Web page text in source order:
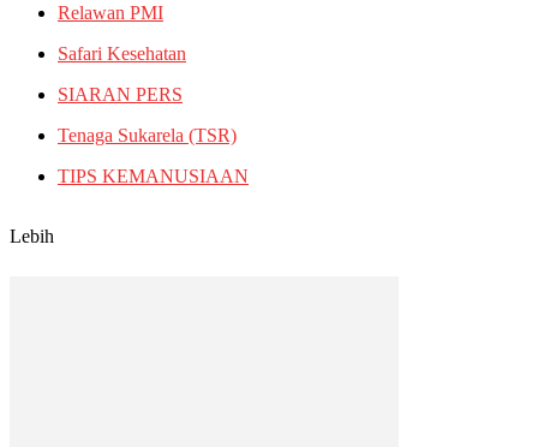
Relawan PMI
Safari Kesehatan
SIARAN PERS
Tenaga Sukarela (TSR)
TIPS KEMANUSIAAN
Lebih